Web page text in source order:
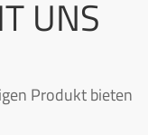
UNS
Produkt bieten